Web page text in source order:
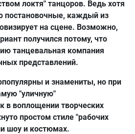
локтя" танцоров. Ведь хотя
постановочные, каждый из
на сцене. Возможно,
получился потому, что
танцевальная компания
представлений.
и знамениты, но при
"уличную"
в воплощении творческих
простом стиле "рабочих
шоу и костюмах.